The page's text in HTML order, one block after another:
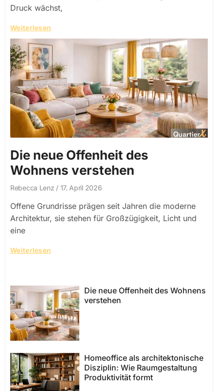
Druck wächst,
Weiterlesen
Die neue Offenheit des
Wohnens verstehen
Rebecca Lenz 17. April 2026
Offene Grundrisse prägen seit Jahren die moderne
Architektur, sie stehen für Großzügigkeit, Licht und
eine
Weiterlesen
Die neue Offenheit des Wohnens
verstehen
Homeoffice als architektonische
Disziplin: Wie Raumgestaltung
Produktivität formt